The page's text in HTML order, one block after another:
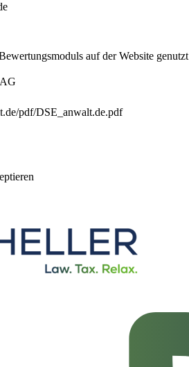
auf der Website genutzt
pdf/DSE_anwalt.de.pdf